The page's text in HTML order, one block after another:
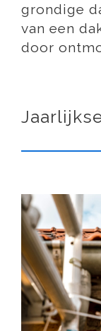
grondige
van een
door